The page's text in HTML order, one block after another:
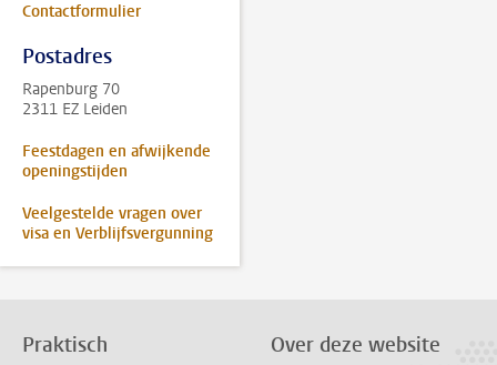
Contactformulier
Postadres
Rapenburg 70
2311 EZ Leiden
Feestdagen en afwijkende
openingstijden
Veelgestelde vragen over
visa en Verblijfsvergunning
Praktisch Over deze website